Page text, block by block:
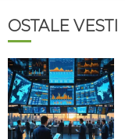
OSTALE VESTI